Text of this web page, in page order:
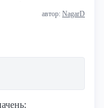
автор: NagarD